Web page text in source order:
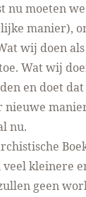
nu moeten
manier),
wij doen
Wat wij
en doet
nu.
kleinere
geen